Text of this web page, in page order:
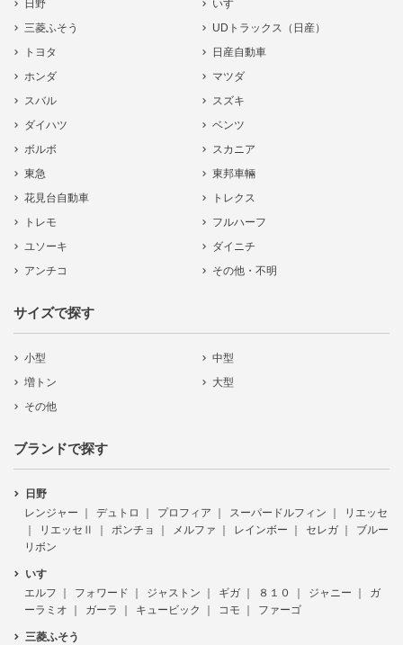
日野
いすゞ
三菱ふそう
UDトラックス（日産）
トヨタ
日産自動車
ホンダ
マツダ
スバル
スズキ
ダイハツ
ベンツ
ボルボ
スカニア
東急
東邦車輛
花見台自動車
トレクス
トレモ
フルハーフ
ユソーキ
ダイニチ
アンチコ
その他・不明
サイズで探す
小型
中型
増トン
大型
その他
ブランドで探す
日野
レンジャー
デュトロ プロフィア スーパードルフィン
リエッセ
リエッセⅡ
ポンチョ メルファ レインボー セレガ
ブルー
リボン
いすゞ
エルフ
フォワード ジャストン ギガ ８１０ ジャニー
ガ
ーラミオ
ガーラ キュービック コモ ファーゴ
三菱ふそう